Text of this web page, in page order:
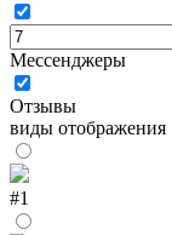
Мессенджеры
Отзывы
виды отображения
#1